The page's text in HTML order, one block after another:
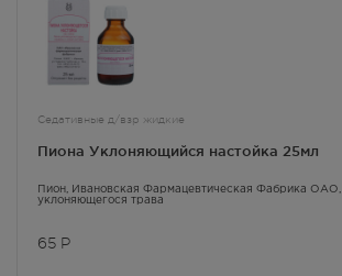
Седативные д/взр жидкие
Пиона Уклоняющийся настойка 25мл
Пион , Ивановская Фармацевтическая Фабрика ОАО,
уклоняющегося трава
65 Р